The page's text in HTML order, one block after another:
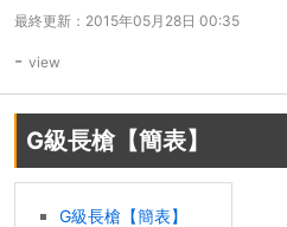
最終更新： 2015年05月28日 00:35
- view
G級長槍【簡表】
G級長槍【簡表】